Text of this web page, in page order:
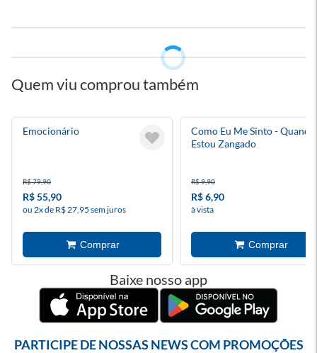
Quem viu comprou também
Emocionário
R$ 79,90
R$ 55,90
ou 2x de R$ 27,95 sem juros
Como Eu Me Sinto - Quando
Estou Zangado
R$ 9,90
R$ 6,90
à vista
Baixe nosso app
PARTICIPE DE NOSSAS NEWS COM PROMOÇÕES